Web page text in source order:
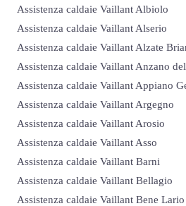
Assistenza caldaie Vaillant Albiolo
Assistenza caldaie Vaillant Alserio
Assistenza caldaie Vaillant Alzate
Assistenza caldaie Vaillant Anzano
Assistenza caldaie Vaillant Appiano
Assistenza caldaie Vaillant Argegno
Assistenza caldaie Vaillant Arosio
Assistenza caldaie Vaillant Asso
Assistenza caldaie Vaillant Barni
Assistenza caldaie Vaillant Bellagio
Assistenza caldaie Vaillant Bene Lario